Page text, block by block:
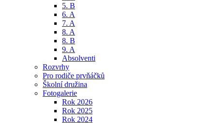
5. B
6. A
7. A
8. A
8. B
9. A
Absolventi
Rozvrhy
Pro rodiče prvňáčků
Školní družina
Fotogalerie
Rok 2026
Rok 2025
Rok 2024